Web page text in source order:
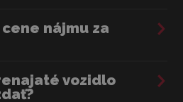
nájmu za
vozidlo